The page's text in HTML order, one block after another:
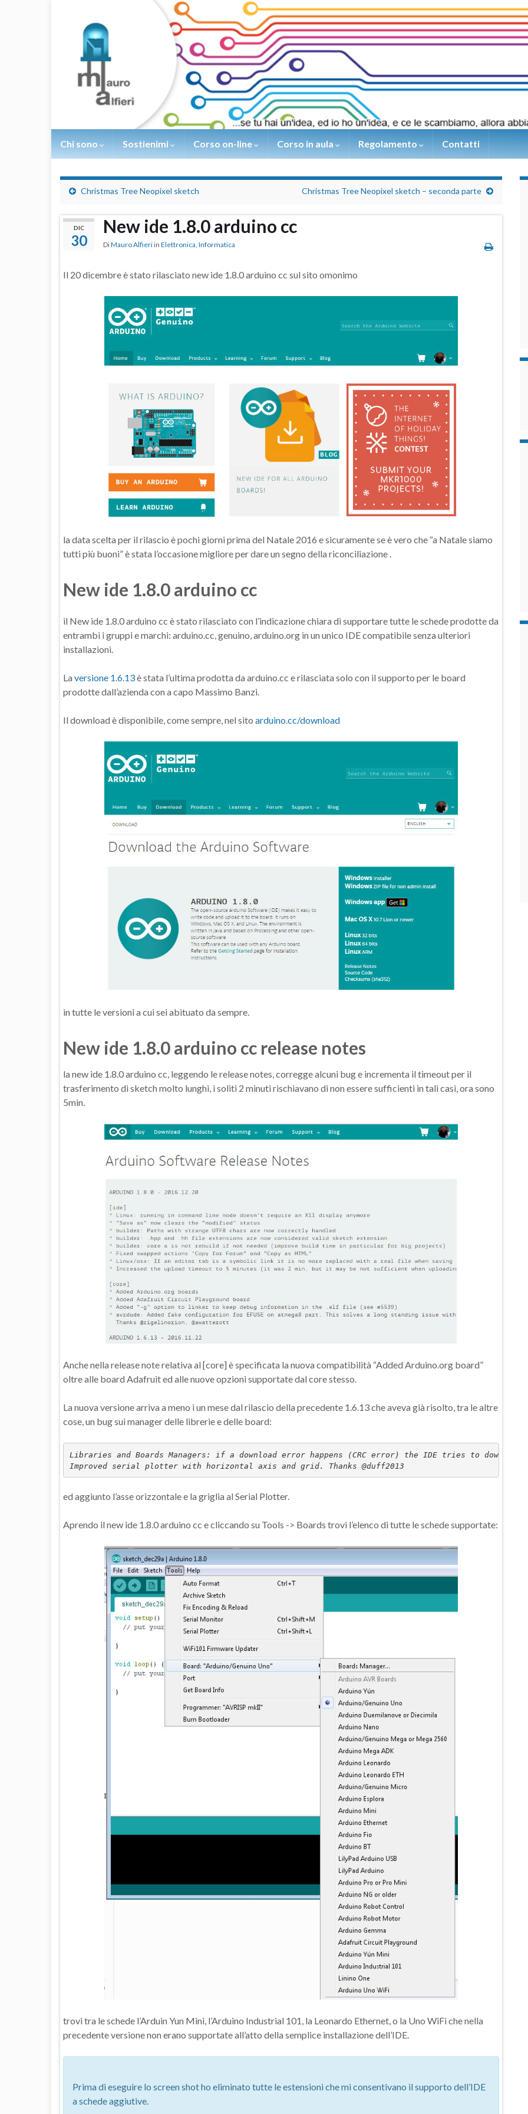
Chi sono Sostienimi Corso on-line Corso in aula Regolamento Contatti
Christmas Tree Neopixel sketch Christmas Tree Neopixel sketch – seconda parte
DIC
30
New ide 1.8.0 arduino cc
DiMauro Alfieri in Elettronica, Informatica
Il 20 dicembre è stato rilasciato new ide 1.8.0 arduino cc sul sito omonimo
la data scelta per il rilascio è pochi giorni prima del Natale 2016 e sicuramente se è vero che “a Natale siamo
tutti più buoni” è stata l’occasione migliore per dare un segno della riconciliazione .
New ide 1.8.0 arduino cc
il New ide 1.8.0 arduino cc è stato rilasciato con l’indicazione chiara di supportare tutte le schede prodotte da
entrambi i gruppi e marchi: arduino.cc, genuino, arduino.org in un unico IDE compatibile senza ulteriori
installazioni.
La versione 1.6.13è stata l’ultima prodotta da arduino.cc e rilasciata solo con il supporto per le board
prodotte dall’azienda con a capo Massimo Banzi.
Il download è disponibile, come sempre, nel sito arduino.cc/download
in tutte le versioni a cui sei abituato da sempre.
New ide 1.8.0 arduino cc release notes
la new ide 1.8.0 arduino cc, leggendo le release notes, corregge alcuni bug e incrementa il timeout per il
trasferimento di sketch molto lunghi, i soliti 2 minuti rischiavano di non essere sufficienti in tali casi, ora sono
5min.
Anche nella release note relativa al [core] è specificata la nuova compatibilità “Added Arduino.org board”
oltre alle board Adafruit ed alle nuove opzioni supportate dal core stesso.
La nuova versione arriva a meno i un mese dal rilascio della precedente 1.6.13 che aveva già risolto, tra le altre
cose, un bug sui manager delle librerie e delle board:
Libraries and Boards Managers: if a download error happens (CRC error) the IDE tries to
Improved serial plotter with horizontal axis and grid. Thanks @duff2013
ed aggiunto l’asse orizzontale e la griglia al Serial Plotter.
Aprendo il new ide 1.8.0 arduino cc e cliccando su Tools -> Boards trovi l’elenco di tutte le schede supportate:
trovi tra le schede l’Arduin Yun Mini, l’Arduino Industrial 101, la Leonardo Ethernet, o la Uno WiFi che nella
precedente versione non erano supportate all’atto della semplice installazione dell’IDE.
Prima di eseguire lo screen shot ho eliminato tutte le estensioni che mi consentivano il supporto dell’IDE
a schede aggiutive.